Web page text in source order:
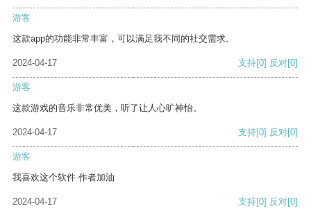
游客
这款app的功能非常丰富，可以满足我不同的社交需求。
2024-04-17 支持[0] 反对[0]
游客
这款游戏的音乐非常优美，听了让人心旷神怡。
2024-04-17 支持[0] 反对[0]
游客
我喜欢这个软件 作者加油
2024-04-17 支持[0] 反对[0]